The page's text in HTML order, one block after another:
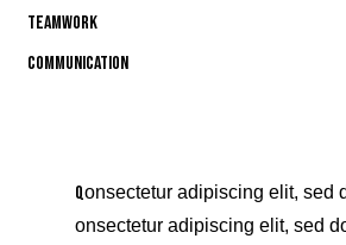
Teamwork
Communication
Qonsectetur adipiscing elit, sed
onsectetur adipiscing elit, sed